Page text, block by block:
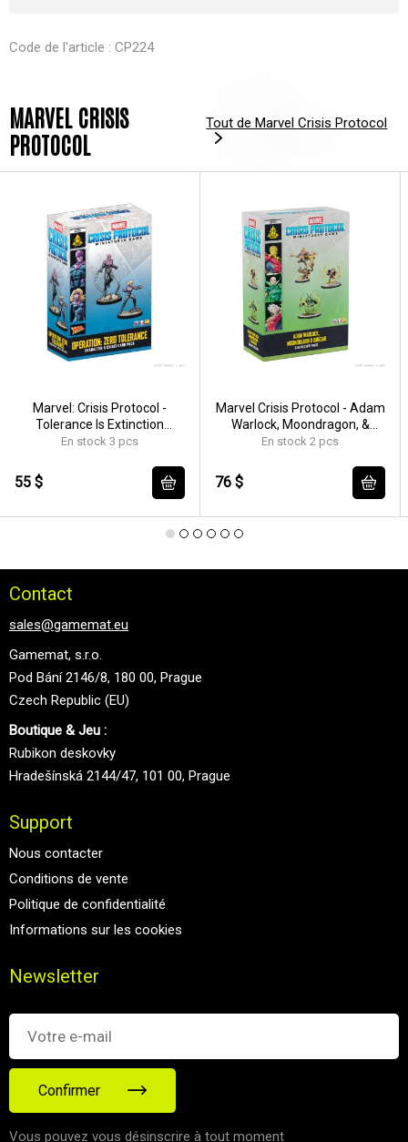
Code de l'article : CP224
MARVEL CRISIS
PROTOCOL
Tout de Marvel Crisis Protocol
Marvel: Crisis Protocol -
Tolerance Is Extinction
Character & Crisis Card Pack -
En stock 3 pcs
55 $
Marvel Crisis Protocol - Adam
Warlock, Moondragon, &
Quasar (Phylla Vell) -
En stock 2 pcs
76 $
Contact
sales@gamemat.eu
Gamemat, s.r.o.
Pod Bání 2146/8, 180 00, Prague
Czech Republic (EU)
Boutique & Jeu :
Rubikon deskovky
Hradešínská 2144/47, 101 00, Prague
Support
Nous contacter
Conditions de vente
Politique de confidentialité
Informations sur les cookies
Newsletter
Confirmer
Vous pouvez vous désinscrire à tout moment